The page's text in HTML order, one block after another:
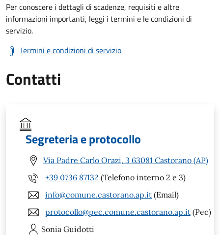
Per conoscere i dettagli di scadenze, requisiti e altre
informazioni importanti, leggi i termini e le condizioni di
servizio.
Termini e condizioni di servizio
Contatti
Segreteria e protocollo
Via Padre Carlo Orazi, 3 63081 Castorano (AP)
+39 0736 87132 (Telefono interno 2 e 3)
info@comune.castorano.ap.it (Email)
protocollo@pec.comune.castorano.ap.it (Pec)
Sonia Guidotti